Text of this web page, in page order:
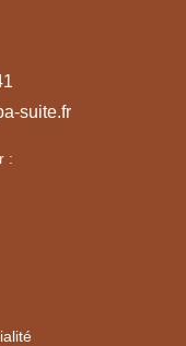
suite.fr
: